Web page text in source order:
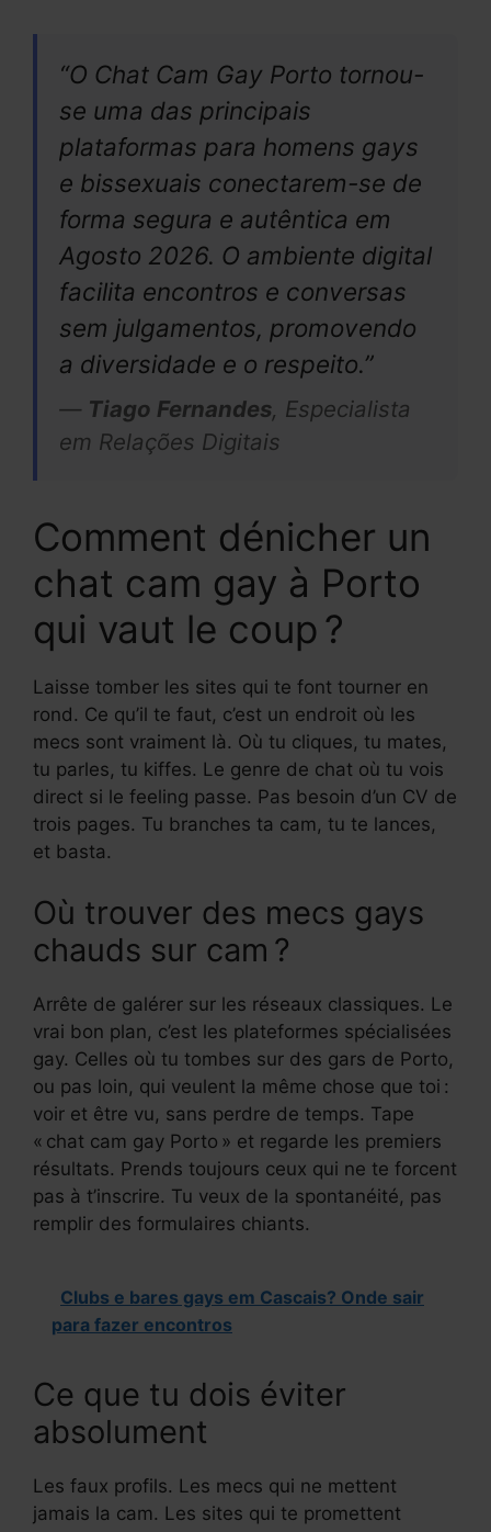
“O Chat Cam Gay Porto tornou-
se uma das principais
plataformas para homens gays
e bissexuais conectarem-se de
forma segura e autêntica em
Agosto 2026. O ambiente digital
facilita encontros e conversas
sem julgamentos, promovendo
a diversidade e o respeito.”
— Tiago Fernandes, Especialista
em Relações Digitais
Comment dénicher un
chat cam gay à Porto
qui vaut le coup ?
Laisse tomber les sites qui te font tourner en
rond. Ce qu’il te faut, c’est un endroit où les
mecs sont vraiment là. Où tu cliques, tu mates,
tu parles, tu kiffes. Le genre de chat où tu vois
direct si le feeling passe. Pas besoin d’un CV de
trois pages. Tu branches ta cam, tu te lances,
et basta.
Où trouver des mecs gays
chauds sur cam ?
Arrête de galérer sur les réseaux classiques. Le
vrai bon plan, c’est les plateformes spécialisées
gay. Celles où tu tombes sur des gars de Porto,
ou pas loin, qui veulent la même chose que toi :
voir et être vu, sans perdre de temps. Tape
« chat cam gay Porto » et regarde les premiers
résultats. Prends toujours ceux qui ne te forcent
pas à t’inscrire. Tu veux de la spontanéité, pas
remplir des formulaires chiants.
Clubs e bares gays em Cascais? Onde sair
para fazer encontros
Ce que tu dois éviter
absolument
Les faux profils. Les mecs qui ne mettent
jamais la cam. Les sites qui te promettent